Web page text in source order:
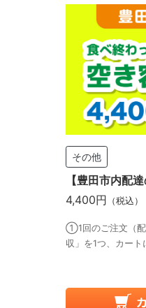
その他
【豊田市内配
4,400円 （税込）
①1回のご注文（配
収」を1つ、カー